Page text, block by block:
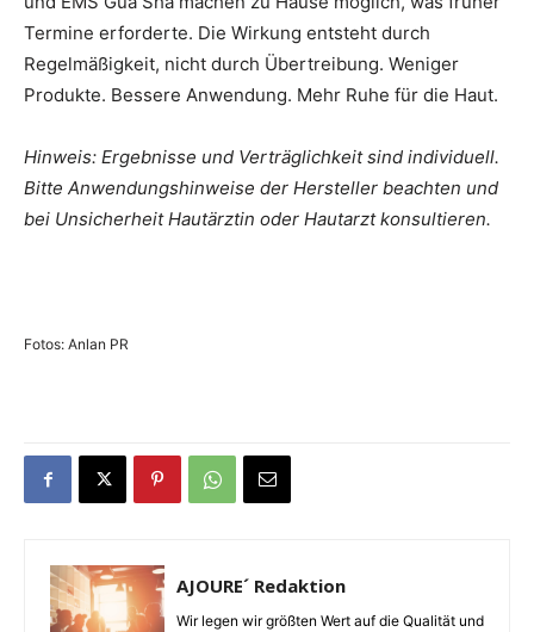
Termine erforderte. Die Wirkung entsteht durch
Regelmäßigkeit, nicht durch Übertreibung. Weniger
Produkte. Bessere Anwendung. Mehr Ruhe für die Haut.
Hinweis: Ergebnisse und Verträglichkeit sind individuell.
Bitte Anwendungshinweise der Hersteller beachten und
bei Unsicherheit Hautärztin oder Hautarzt konsultieren.
Fotos: Anlan PR
AJOURE´ Redaktion
Wir legen wir größten Wert auf die Qualität und